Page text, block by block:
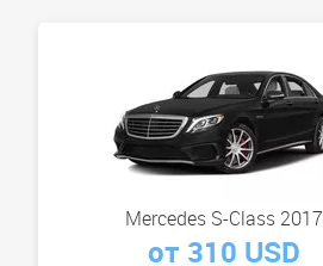
Mercedes S-Class 2017
от 310 USD